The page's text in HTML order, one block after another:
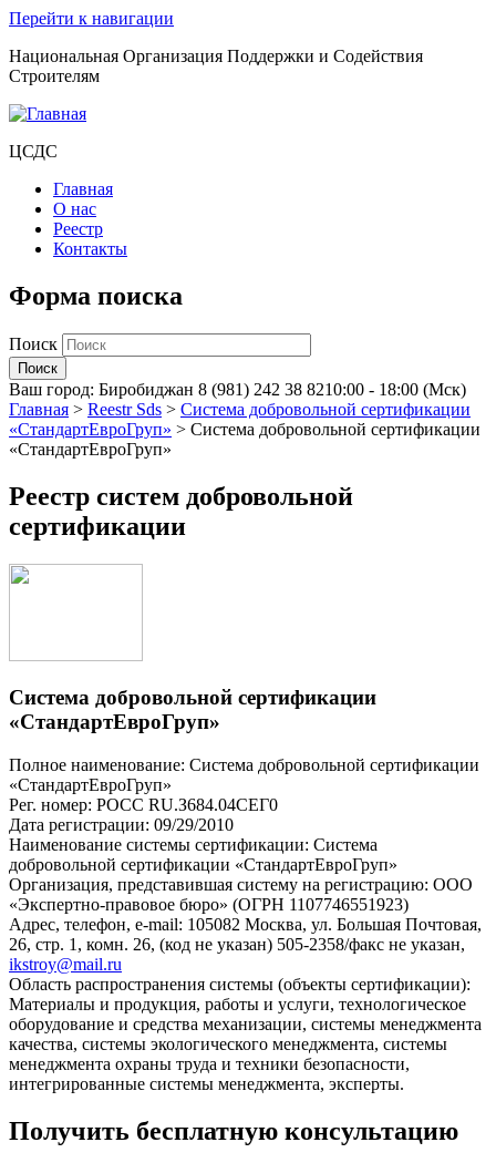
Перейти к навигации
Национальная Организация Поддержки и Содействия
Строителям
ЦСДС
Главная
О нас
Реестр
Контакты
Форма поиска
Поиск
Ваш город: Биробиджан 8 (981) 242 38 8210:00 - 18:00 (Мск)
Главная > Reestr Sds > Система добровольной сертификации
«СтандартЕвроГруп» > Система добровольной сертификации
«СтандартЕвроГруп»
Реестр систем добровольной
сертификации
Система добровольной сертификации
«СтандартЕвроГруп»
Полное наименование: Система добровольной сертификации
«СтандартЕвроГруп»
Рег. номер: РОСС RU.З684.04СЕГ0
Дата регистрации: 09/29/2010
Наименование системы сертификации: Система
добровольной сертификации «СтандартЕвроГруп»
Организация, представившая систему на регистрацию: ООО
«Экспертно-правовое бюро» (ОГРН 1107746551923)
Адрес, телефон, e-mail: 105082 Москва, ул. Большая Почтовая,
26, стр. 1, комн. 26, (код не указан) 505-2358/факс не указан,
ikstroy@mail.ru
Область распространения системы (объекты сертификации):
Материалы и продукция, работы и услуги, технологическое
оборудование и средства механизации, системы менеджмента
качества, системы экологического менеджмента, системы
менеджмента охраны труда и техники безопасности,
интегрированные системы менеджмента, эксперты.
Получить бесплатную консультацию